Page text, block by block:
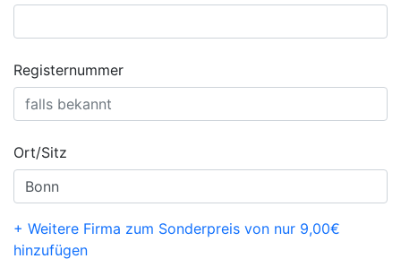
Registernummer
Ort/Sitz
+ Weitere Firma zum Sonderpreis von nur 9,00€
hinzufügen